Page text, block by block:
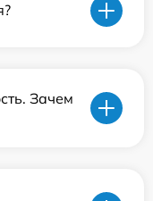
Зачем